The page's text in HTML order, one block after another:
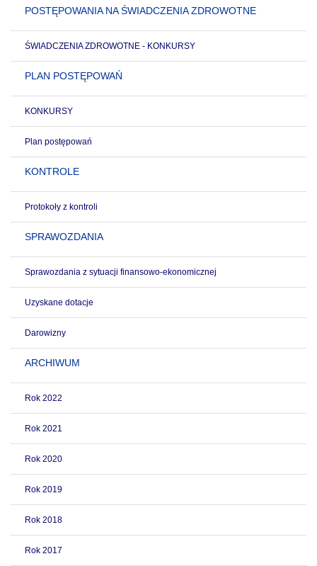
POSTĘPOWANIA NA ŚWIADCZENIA ZDROWOTNE
ŚWIADCZENIA ZDROWOTNE - KONKURSY
PLAN POSTĘPOWAŃ
KONKURSY
Plan postępowań
KONTROLE
Protokoły z kontroli
SPRAWOZDANIA
Sprawozdania z sytuacji finansowo-ekonomicznej
Uzyskane dotacje
Darowizny
ARCHIWUM
Rok 2022
Rok 2021
Rok 2020
Rok 2019
Rok 2018
Rok 2017